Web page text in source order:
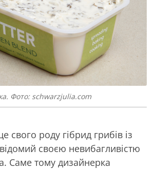
Фото: schwarzjulia.com
свого роду гібрид грибів із
своєю невибагливістю
Саме тому дизайнерка